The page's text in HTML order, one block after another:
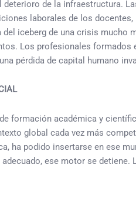
de la infraestructura.
laborales de los
iceberg de una crisis
Los profesionales
pérdida de capital humano
formación académica y
global cada vez más
ha podido insertarse en ese
ese motor se